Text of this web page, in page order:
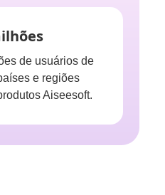
de usuários de
e regiões
Aiseesoft.